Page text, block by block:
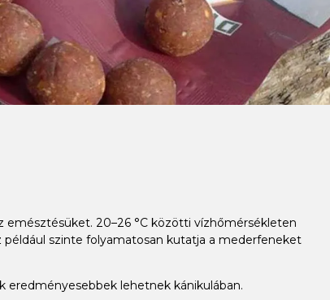
emésztésüket. 20–26 °C közötti vízhőmérsékleten
például szinte folyamatosan kutatja a mederfeneket
lehetnek kánikulában.